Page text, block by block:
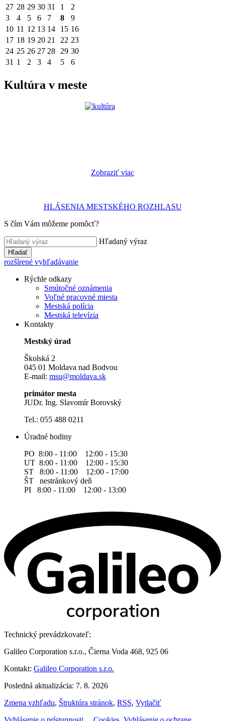
27 28 29 30 31 1
2
3
4 5 6 7 8
9
10 11 12 13 14 15 16
17 18 19 20 21 22 23
24 25 26 27 28 29 30
31 1 2 3 4 5 6
Kultúra v meste
Zobraziť viac
HLÁSENIA MESTSKÉHO ROZHLASU
S čím Vám môžeme pomôcť?
Hľadaný výraz
Hľadať
rozšírené vyhľadávanie
Rýchle odkazy
Smútočné oznámenia
Voľné pracovné miesta
Mestská polícia
Mestská televízia
Kontakty
Mestský úrad
Školská 2
045 01 Moldava nad Bodvou
E-mail: msu@moldava.sk
primátor mesta
JUDr. Ing. Slavomír Borovský
Tel.: 055 488 0211
Úradné hodiny
PO 8:00 - 11:00 12:00 - 15:30
UT 8:00 - 11:00 12:00 - 15:30
ST 8:00 - 11:00 12:00 - 17:00
ŠT nestránkový deň
PI 8:00 - 11:00 12:00 - 13:00
Technický prevádzkovateľ:
Galileo Corporation s.r.o., Čierna Voda 468, 925 06
Kontakt: Galileo Corporation s.r.o.
Posledná aktualizácia: 7. 8. 2026
Zmena vzhľadu, Štruktúra stránok, RSS, Vytlačiť